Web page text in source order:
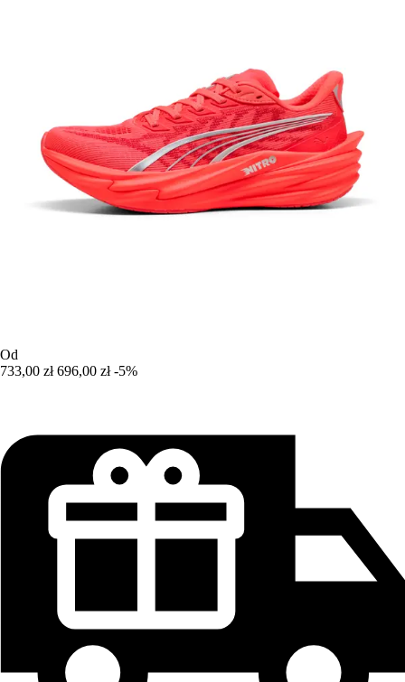
Od
733,00 zł 696,00 zł -5%